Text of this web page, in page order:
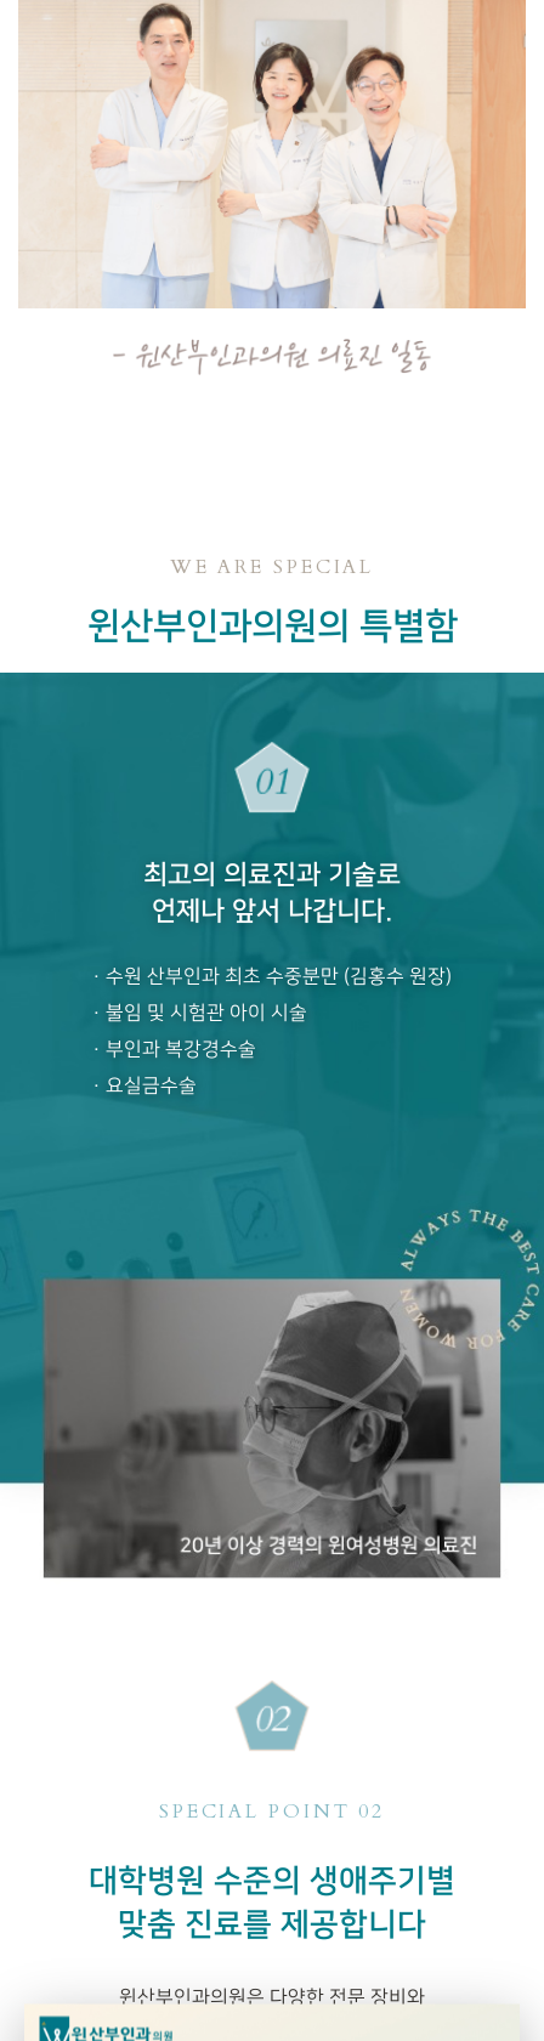
WE ARE SPECIAL
윈산부인과의원의 특별함
최고의 의료진과 기술로
언제나 앞서 나갑니다.
· 수원 산부인과 최초 수중분만 (김홍수 원장)
· 불임 및 시험관 아이 시술
· 부인과 복강경수술
· 요실금수술
SPECIAL POINT 02
대학병원 수준의 생애주기별
맞춤 진료를 제공합니다
윈산부인과의원은 다양한 전문 장비와
쾌적한 시설로